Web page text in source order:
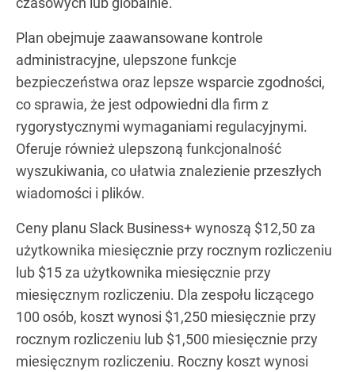
Plan obejmuje zaawansowane kontrole
administracyjne, ulepszone funkcje
bezpieczeństwa oraz lepsze wsparcie zgodności,
co sprawia, że jest odpowiedni dla firm z
rygorystycznymi wymaganiami regulacyjnymi.
Oferuje również ulepszoną funkcjonalność
wyszukiwania, co ułatwia znalezienie przeszłych
wiadomości i plików.
Ceny planu Slack Business+ wynoszą $12,50 za
użytkownika miesięcznie przy rocznym rozliczeniu
lub $15 za użytkownika miesięcznie przy
miesięcznym rozliczeniu. Dla zespołu liczącego
100 osób, koszt wynosi $1,250 miesięcznie przy
rocznym rozliczeniu lub $1,500 miesięcznie przy
miesięcznym rozliczeniu. Roczny koszt wynosi